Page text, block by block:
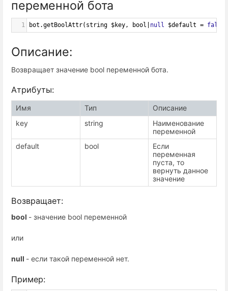
переменной бота
1 bot .getBoolAttr( string $key , bool null $default = false
Описание:
Возвращает значение bool переменной бота.
Атрибуты:
Имя Тип
Описание
key
string
Наименование
переменной
default
bool
Если
переменная
пуста, то
вернуть данное
значение
Возвращает:
bool - значение bool переменной
или
null - если такой переменной нет.
Пример: